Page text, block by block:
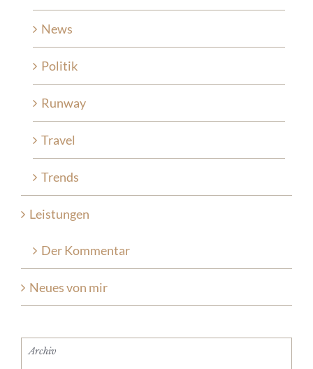
News
Politik
Runway
Travel
Trends
Leistungen
Der Kommentar
Neues von mir
Archiv